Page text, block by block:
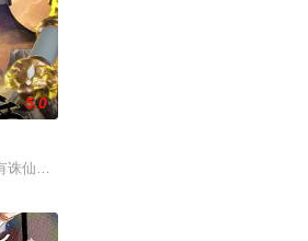
兽……“明”失
5.0
仙图而遭人暗算，残魂沉睡万年之后，在天